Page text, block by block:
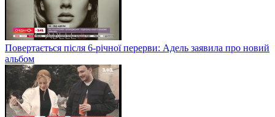
Повертається після 6-річної перерви: Адель заявила про новий
альбом